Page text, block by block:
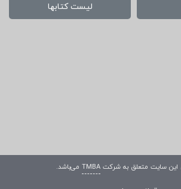
لیست کتابها
این سایت متعلق به شرکتTMBA می‌باشد.